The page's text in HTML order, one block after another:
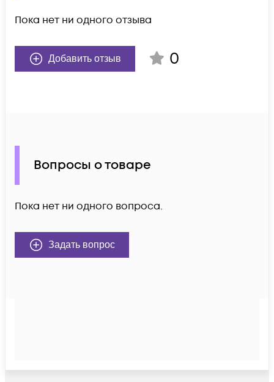
Пока нет ни одного отзыва
Добавить отзыв 0
Вопросы о товаре
Пока нет ни одного вопроса.
Задать вопрос